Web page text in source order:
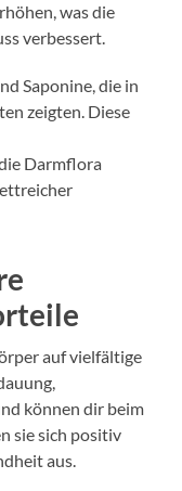
was die
verbessert.
Saponine, die in
zeigten. Diese
Darmflora
auf vielfältige
können dir beim
sie sich positiv
aus.